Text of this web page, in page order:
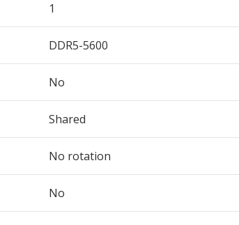
1
DDR5-5600
No
Shared
No rotation
No